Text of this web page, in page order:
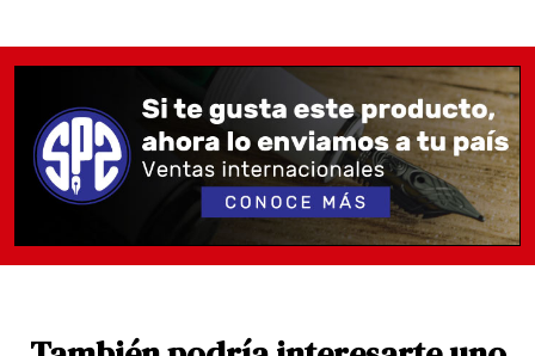
lo que sólo puede ser llenado con tinta en botella o
en muestras. Es justamente uno de los detalles que la
hace elegante y recomendable para usuarios con
altas expectativas.
El elegante diseño Souveran en su tamaño M800 es
para avezados, pesa 28 gramos y su barril clásico